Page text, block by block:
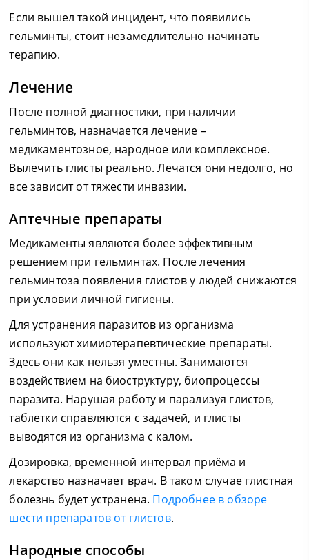
Если вышел такой инцидент, что появились
гельминты, стоит незамедлительно начинать
терапию.
Лечение
После полной диагностики, при наличии
гельминтов, назначается лечение –
медикаментозное, народное или комплексное.
Вылечить глисты реально. Лечатся они недолго, но
все зависит от тяжести инвазии.
Аптечные препараты
Медикаменты являются более эффективным
решением при гельминтах. После лечения
гельминтоза появления глистов у людей снижаются
при условии личной гигиены.
Для устранения паразитов из организма
используют химиотерапевтические препараты.
Здесь они как нельзя уместны. Занимаются
воздействием на биоструктуру, биопроцессы
паразита. Нарушая работу и парализуя глистов,
таблетки справляются с задачей, и глисты
выводятся из организма с калом.
Дозировка, временной интервал приёма и
лекарство назначает врач. В таком случае глистная
болезнь будет устранена. Подробнее в обзоре
шести препаратов от глистов.
Народные способы